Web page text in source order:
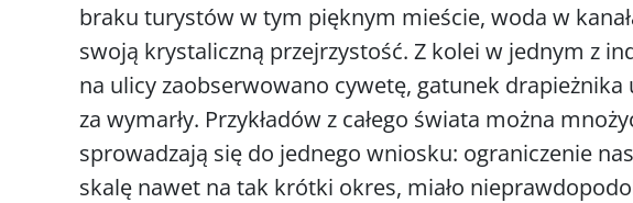
braku turystów w tym pięknym mieście, woda w
swoją krystaliczną przejrzystość. Z kolei w jednym z
na ulicy zaobserwowano cywetę, gatunek
za wymarły. Przykładów z całego świata można
sprowadzają się do jednego wniosku: ograniczenie
skalę nawet na tak krótki okres, miało